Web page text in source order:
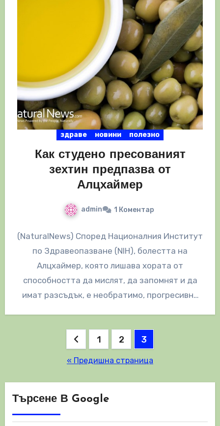
здраве новини полезно
Как студено пресованият
зехтин предпазва от
Алцхаймер
admin 1 Коментар
(NaturalNews) Според Националния Институт
по Здравеопазване (NIH), болестта на
Алцхаймер, която лишава хората от
способността да мислят, да запомнят и да
имат разсъдък, е необратимо, прогресивно
Разделяне
публикациите
на
страници
1 2 3
« Предишна страница
Търсене В Google